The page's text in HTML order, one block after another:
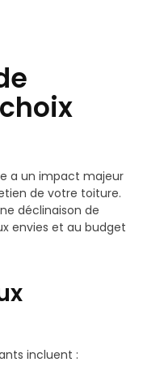
a un impact majeur
de votre toiture.
déclinaison de
envies et au budget
incluent :